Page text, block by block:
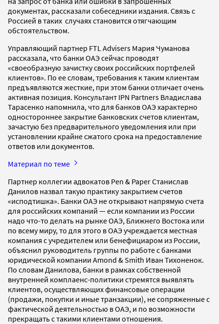
документах, рассказали собеседники издания. Связь с
Россией в таких случаях становится отягчающим
обстоятельством.
Управляющий партнер FTL Advisers Мария Чуманова
рассказала, что банки ОАЭ сейчас проводят
«своеобразную зачистку своих российских портфелей
клиентов». По ее словам, требования к таким клиентам
предъявляются жесткие, при этом банки отличает очень
активная позиция. Консультант IPN Partners Владислава
Тарасенко напомнила, что для банков ОАЭ характерно
одностороннее закрытие банковских счетов клиентам,
зачастую без предварительного уведомления или при
установлении крайне сжатого срока на предоставление
ответов или документов.
Материал по теме
Партнер коллегии адвокатов Pen & Paper Станислав
Данилов назвал такую практику закрытием счетов
«исподтишка». Банки ОАЭ не открывают напрямую счета
для российских компаний — если компании из России
надо что-то делать на рынке ОАЭ, Ближнего Востока или
по всему миру, то для этого в ОАЭ учреждается местная
компания с учредителем или бенефициаром из России,
объяснил руководитель группы по работе с банками
юридической компании Amond & Smith Иван Тихоненок.
По словам Данилова, банки в рамках собственной
внутренней комплаенс-политики стремятся выявлять
клиентов, осуществляющих финансовые операции
(продажи, покупки и иные транзакции), не сопряженные с
фактической деятельностью в ОАЭ, и по возможности
прекращать с такими клиентами отношения.